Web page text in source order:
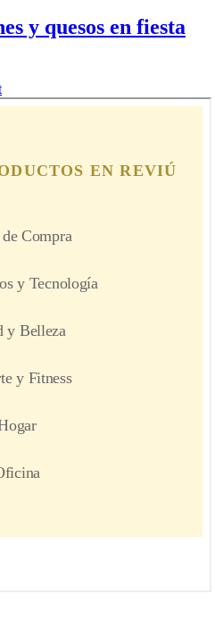
y quesos en fiesta